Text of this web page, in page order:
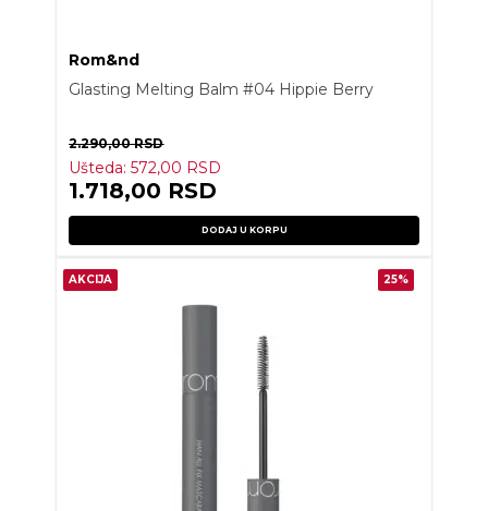
Rom&nd
Glasting Melting Balm #04 Hippie Berry
2.290,00RSD
Ušteda:572,00 RSD
1.718,00 RSD
DODAJ U KORPU
AKCIJA 25%